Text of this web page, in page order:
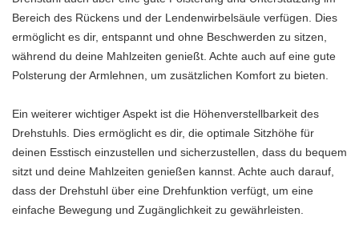
Bereich des Rückens und der Lendenwirbelsäule verfügen. Dies
ermöglicht es dir, entspannt und ohne Beschwerden zu sitzen,
während du deine Mahlzeiten genießt. Achte auch auf eine gute
Polsterung der Armlehnen, um zusätzlichen Komfort zu bieten.
Ein weiterer wichtiger Aspekt ist die Höhenverstellbarkeit des
Drehstuhls. Dies ermöglicht es dir, die optimale Sitzhöhe für
deinen Esstisch einzustellen und sicherzustellen, dass du bequem
sitzt und deine Mahlzeiten genießen kannst. Achte auch darauf,
dass der Drehstuhl über eine Drehfunktion verfügt, um eine
einfache Bewegung und Zugänglichkeit zu gewährleisten.